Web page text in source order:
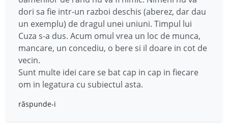
dori sa fie intr-un razboi deschis (aberez, dar dau
un exemplu) de dragul unei uniuni. Timpul lui
Cuza s-a dus. Acum omul vrea un loc de munca,
mancare, un concediu, o bere si il doare in cot de
vecin.
Sunt multe idei care se bat cap in cap in fiecare
om in legatura cu subiectul asta.
răspunde-i